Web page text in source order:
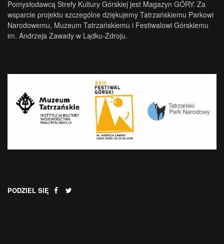
Pomysłodawcą Strefy Kultury Górskiej jest Magazyn GÓRY. Za
wsparcie projektu szczególne dziękujemy Tatrzańskiemu Parkowi
Narodowemu, Muzeum Tatrzańskiemu i Festiwalowi Górskiemu
im. Andrzeja Zawady w Lądku-Zdroju.
PODZIEL SIĘ